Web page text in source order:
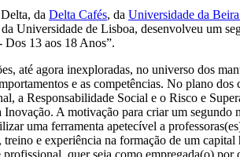
da Delta Cafés, da Universidade da
Universidade de Lisboa, desenvolveu um
Dos 13 aos 18 Anos”.
até agora inexploradas, no universo dos
e as competências. No plano
a Responsabilidade Social e o Risco e
A motivação para criar um segundo
uma ferramenta apetecível a
e experiência na formação de um
quer seja como empregada(o)